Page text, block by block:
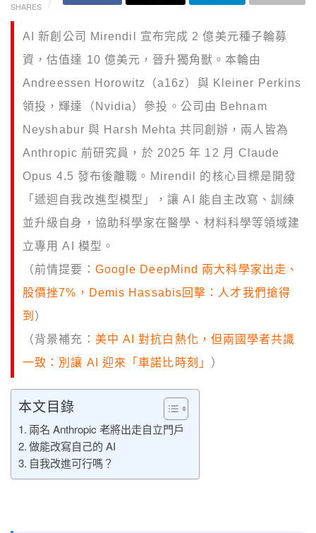
SHARES
AI 新創公司 Mirendil 宣布完成 2 億美元種子輪募
資，估值達 10 億美元，晉升獨角獸。本輪由
Andreessen Horowitz（a16z）與 Kleiner Perkins
領投，輝達（Nvidia）參投。公司由 Behnam
Neyshabur 與 Harsh Mehta 共同創辦，兩人皆為
Anthropic 前研究員，於 2025 年 12 月 Claude
Opus 4.5 發布後離職。Mirendil 的核心目標是開發
「遞迴自我改進型模型」，讓 AI 能自主改寫、訓練
並升級自身，協助科學家在醫學、材料科學等領域建
立專用 AI 模型。
（前情提要： Google DeepMind 兩大科學家出走、
股價挫7%，Demis Hassabis回擊：人才我們搶得
到 ）
（背景補充： 美中 AI 對抗白熱化，但兩國學者共識
一致：別讓 AI 迎來「車諾比時刻」 ）
本文目錄
兩名 Anthropic 老將出走自立門戶
做能改寫自己的 AI
自我改進可行嗎？